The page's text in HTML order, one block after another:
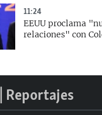
11:24
EEUU proclama
relaciones" con